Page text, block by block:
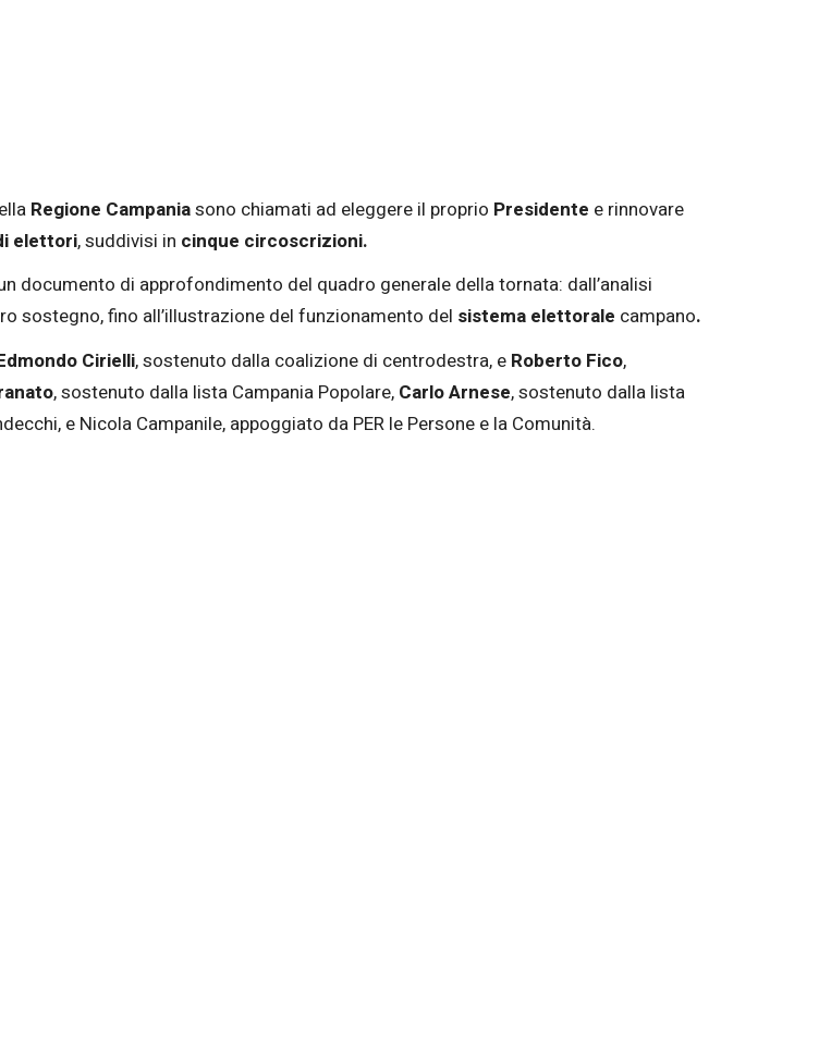
Regione Campaniasono chiamati ad eleggere il proprio Presidente e rinnovare
elettori, suddivisi in cinque circoscrizioni.
documento di approfondimento del quadro generale della tornata: dall’analisi
sostegno, fino all’illustrazione del funzionamento del sistema elettorale campano.
Cirielli, sostenuto dalla coalizione di centrodestra, e Roberto Fico,
, sostenuto dalla lista Campania Popolare, Carlo Arnese, sostenuto dalla lista
e Nicola Campanile, appoggiato da PER le Persone e la Comunità.